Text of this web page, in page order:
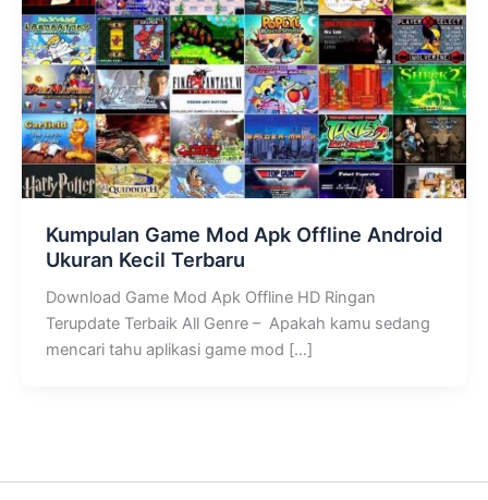
Kumpulan Game Mod Apk Offline Android
Ukuran Kecil Terbaru
Download Game Mod Apk Offline HD Ringan
Terupdate Terbaik All Genre – Apakah kamu sedang
mencari tahu aplikasi game mod […]